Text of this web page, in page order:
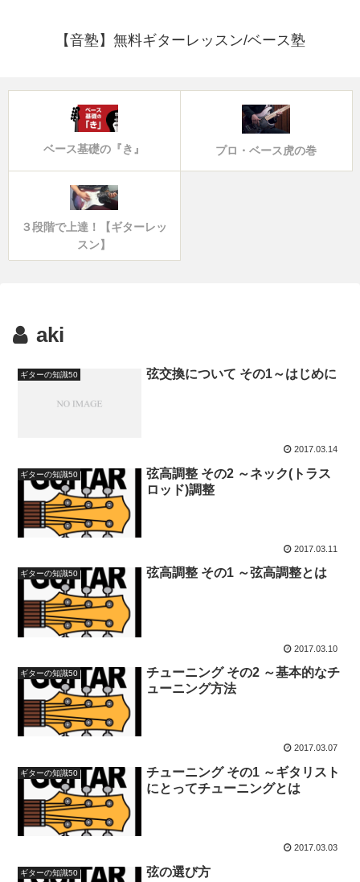
【音塾】無料ギターレッスン/ベース塾
ベース基礎の『き』 プロ・ベース虎の巻
３段階で上達！【ギターレッ
スン】
aki
ギターの知識50 弦交換について その1～はじめに
2017.03.14
ギターの知識50
弦高調整 その2 ～ネック(トラス
ロッド)調整
2017.03.11
ギターの知識50 弦高調整 その1 ～弦高調整とは
2017.03.10
ギターの知識50
チューニング その2 ～基本的なチ
ューニング方法
2017.03.07
ギターの知識50
チューニング その1 ～ギタリスト
にとってチューニングとは
2017.03.03
ギターの知識50 弦の選び方